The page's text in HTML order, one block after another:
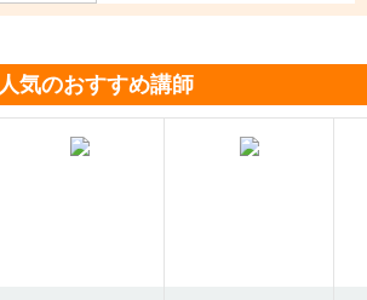
人気のおすすめ講師